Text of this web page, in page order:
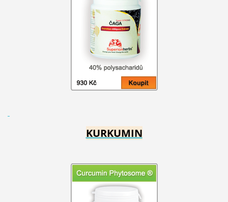
KURKUMIN